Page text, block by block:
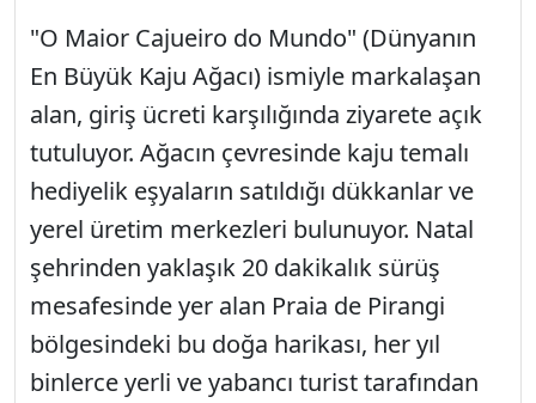
"O Maior Cajueiro do Mundo" (Dünyanın
En Büyük Kaju Ağacı) ismiyle markalaşan
alan, giriş ücreti karşılığında ziyarete açık
tutuluyor. Ağacın çevresinde kaju temalı
hediyelik eşyaların satıldığı dükkanlar ve
yerel üretim merkezleri bulunuyor. Natal
şehrinden yaklaşık 20 dakikalık sürüş
mesafesinde yer alan Praia de Pirangi
bölgesindeki bu doğa harikası, her yıl
binlerce yerli ve yabancı turist tarafından